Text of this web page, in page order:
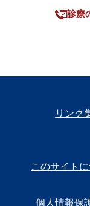
診療
リンク
このサイト
個人情報保